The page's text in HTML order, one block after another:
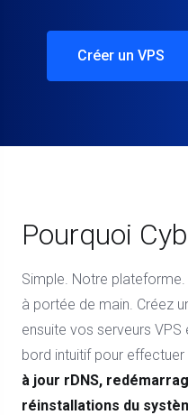
Créer un VPS
Pourquoi
Simple. Notre
à portée de main. Créez
ensuite vos serveurs
bord intuitif pour
à jour rDNS,
réinstallations du